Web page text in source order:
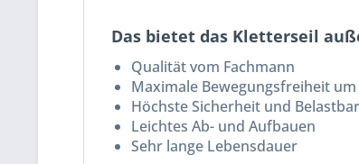
Das bietet das Kletterseil
Qualität vom Fachmann
Maximale Bewegungsfreiheit
Höchste Sicherheit und
Leichtes Ab- und Aufbauen
Sehr lange Lebensdauer